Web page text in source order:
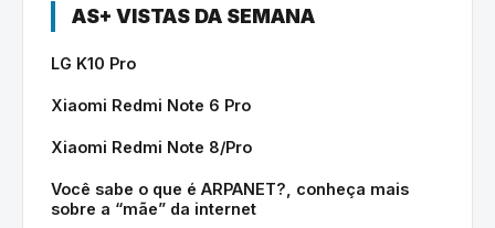
AS+ VISTAS DA SEMANA
LG K10 Pro
Xiaomi Redmi Note 6 Pro
Xiaomi Redmi Note 8/Pro
Você sabe o que é ARPANET?, conheça mais
sobre a “mãe” da internet